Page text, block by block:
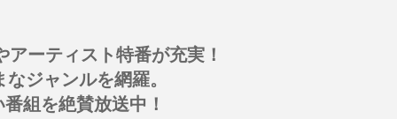
ーティスト特番が充実！
ジャンルを網羅。
組を絶賛放送中！